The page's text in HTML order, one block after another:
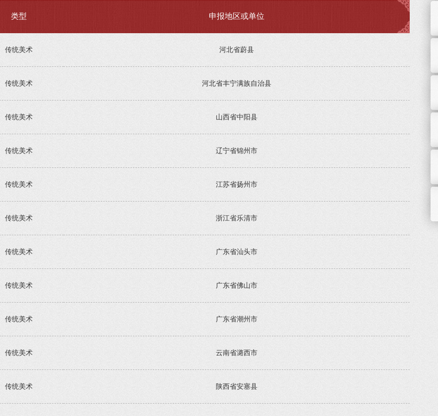
类型 申报地区或单位
传统美术 河北省蔚县
传统美术 河北省丰宁满族自治县
传统美术 山西省中阳县
传统美术 辽宁省锦州市
传统美术 江苏省扬州市
传统美术 浙江省乐清市
传统美术 广东省汕头市
传统美术 广东省佛山市
传统美术 广东省潮州市
传统美术 云南省潞西市
传统美术 陕西省安塞县